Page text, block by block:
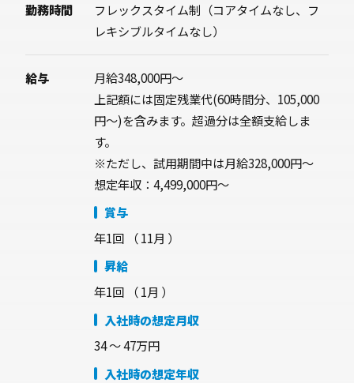
勤務時間
フレックスタイム制（コアタイムなし、フ
レキシブルタイムなし）
給与
月給348,000円～
上記額には固定残業代(60時間分、105,000
円～)を含みます。超過分は全額支給しま
す。
※ただし、試用期間中は月給328,000円～
想定年収：4,499,000円～
賞与
年1回
（ 11月 ）
昇給
年1回 （ 1月 ）
入社時の想定月収
34 〜 47万円
入社時の想定年収